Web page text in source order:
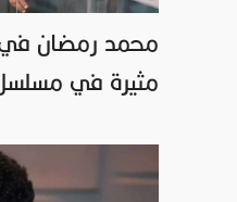
محمد رمضان في
مثيرة في